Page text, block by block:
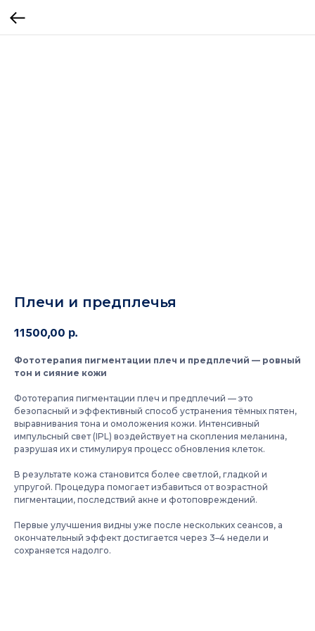
Плечи и предплечья
11500,00 р.
Фототерапия пигментации плеч и предплечий — ровный
тон и сияние кожи
Фототерапия пигментации плеч и предплечий — это
безопасный и эффективный способ устранения тёмных пятен,
выравнивания тона и омоложения кожи. Интенсивный
импульсный свет (IPL) воздействует на скопления меланина,
разрушая их и стимулируя процесс обновления клеток.
В результате кожа становится более светлой, гладкой и
упругой. Процедура помогает избавиться от возрастной
пигментации, последствий акне и фотоповреждений.
Первые улучшения видны уже после нескольких сеансов, а
окончательный эффект достигается через 3–4 недели и
сохраняется надолго.